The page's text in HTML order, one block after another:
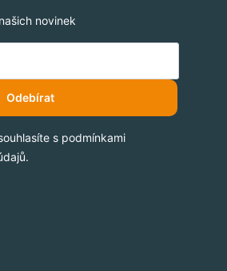
novinek
Odebírat
s podmínkami